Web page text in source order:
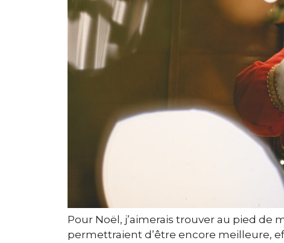
Pour Noël, j’aimerais trouver au pied de
permettraient d’être encore meilleure,